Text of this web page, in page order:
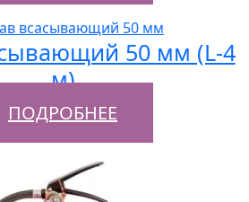
50 мм (L-4
м)
ПОДРОБНЕЕ